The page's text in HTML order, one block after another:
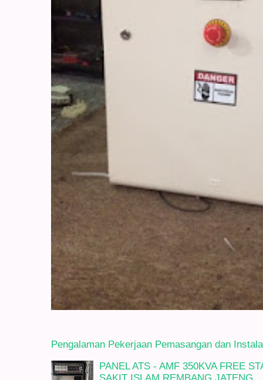
Pengalaman Pekerjaan Pemasangan dan
PANEL ATS - AMF 350KVA FREE
SAKIT ISLAM REMBANG JATENG